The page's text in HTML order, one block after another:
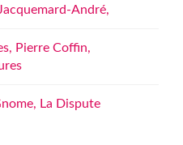
André,
Pierre Coffin,
La Dispute